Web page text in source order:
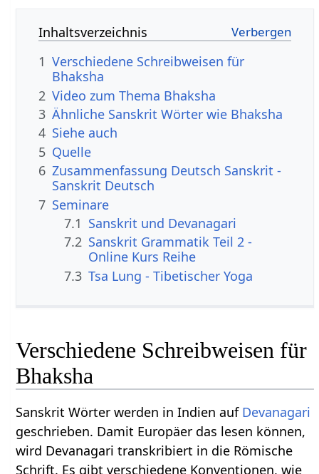
Inhaltsverzeichnis
1 Verschiedene Schreibweisen für
Bhaksha
2 Video zum Thema Bhaksha
3 Ähnliche Sanskrit Wörter wie Bhaksha
4 Siehe auch
5 Quelle
6 Zusammenfassung Deutsch Sanskrit -
Sanskrit Deutsch
7 Seminare
7.1 Sanskrit und Devanagari
7.2 Sanskrit Grammatik Teil 2 -
Online Kurs Reihe
7.3 Tsa Lung - Tibetischer Yoga
Verschiedene Schreibweisen für
Bhaksha
Sanskrit Wörter werden in Indien auf Devanagari
geschrieben. Damit Europäer das lesen können,
wird Devanagari transkribiert in die Römische
Schrift. Es gibt verschiedene Konventionen, wie